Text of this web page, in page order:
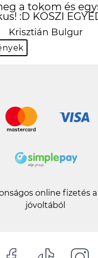
a tokom és
:D KÖSZI
Krisztián Bulgur
online fizetés
jóvoltából